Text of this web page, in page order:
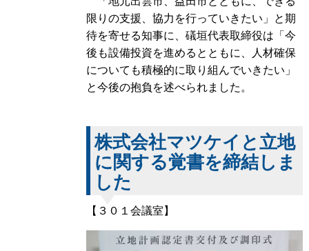
限りの支援、協力を行っていきたい」と期
待を寄せる知事に、礒垣代表取締役は「今
後も設備投資を進めるとともに、人材確保
についても積極的に取り組んでいきたい」
と今後の抱負を述べられました。
株式会社マツケイと立地
に関する覚書を締結しま
した
【３０１会議室】